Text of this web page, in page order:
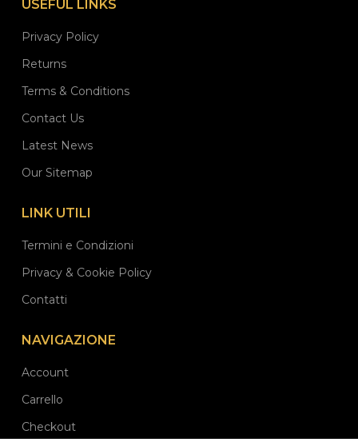
USEFUL LINKS
Privacy Policy
Returns
Terms & Conditions
Contact Us
Latest News
Our Sitemap
LINK UTILI
Termini e Condizioni
Privacy & Cookie Policy
Contatti
NAVIGAZIONE
Account
Carrello
Checkout